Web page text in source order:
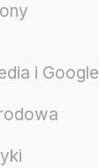
i Google